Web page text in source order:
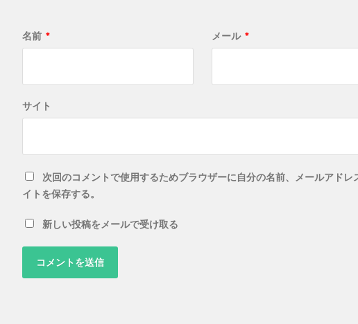
名前 * メール *
サイト
次回のコメントで使用するためブラウザーに自分の名前、メールアドレ
イトを保存する。
新しい投稿をメールで受け取る